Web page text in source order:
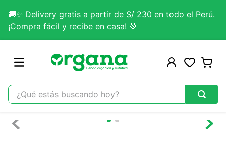
🚚✨ Delivery gratis a partir de S/ 230 en todo el Perú.
¡Compra fácil y recibe en casa! 💚
¿Qué estás buscando hoy?
TÉRMINOS MÁS BUSCADOS